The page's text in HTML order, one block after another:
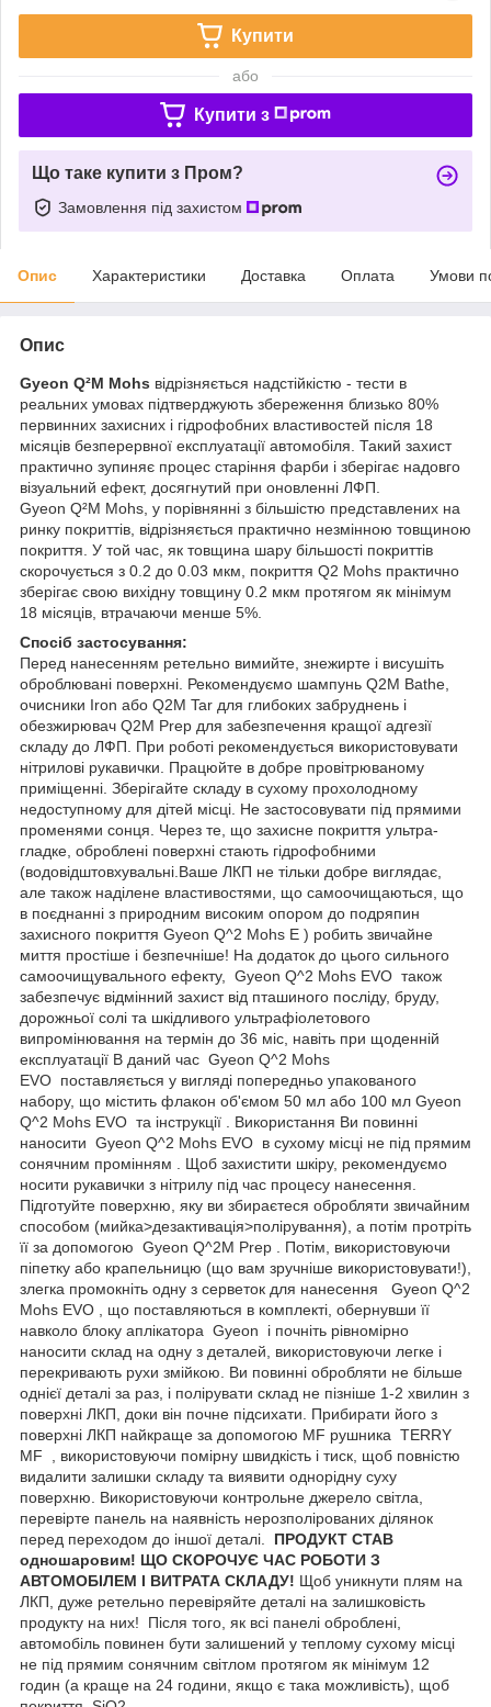
Купити
або
Купити з
Що таке купити з Пром?
Замовлення під захистом
Опис Характеристики Доставка Оплата Умови
Опис
Gyeon Q²M Mohs відрізняється надстійкістю - тести в
реальних умовах підтверджують збереження близько 80%
первинних захисних і гідрофобних властивостей після 18
місяців безперервної експлуатації автомобіля. Такий захист
практично зупиняє процес старіння фарби і зберігає надовго
візуальний ефект, досягнутий при оновленні ЛФП.
Gyeon Q²M Mohs, у порівнянні з більшістю представлених на
ринку покриттів, відрізняється практично незмінною товщиною
покриття. У той час, як товщина шару більшості покриттів
скорочується з 0.2 до 0.03 мкм, покриття Q2 Mohs практично
зберігає свою вихідну товщину 0.2 мкм протягом як мінімум
18 місяців, втрачаючи менше 5%.
Спосіб застосування:
Перед нанесенням ретельно вимийте, знежирте і висушіть
оброблювані поверхні. Рекомендуємо шампунь Q2M Bathe,
очисники Iron або Q2M Tar для глибоких забруднень і
обезжирювач Q2M Prep для забезпечення кращої адгезії
складу до ЛФП. При роботі рекомендується використовувати
нітрилові рукавички. Працюйте в добре провітрюваному
приміщенні. Зберігайте складу в сухому прохолодному
недоступному для дітей місці. Не застосовувати під прямими
променями сонця. Через те, що захисне покриття ультра-
гладке, оброблені поверхні стають гідрофобними
(водовідштовхувальні.Ваше ЛКП не тільки добре виглядає,
але також наділене властивостями, що самоочищаються, що
в поєднанні з природним високим опором до подряпин
захисного покриття Gyeon Q^2 Mohs E ) робить звичайне
миття простіше і безпечніше! На додаток до цього сильного
самоочищувального ефекту, Gyeon Q^2 Mohs EVO також
забезпечує відмінний захист від пташиного посліду, бруду,
дорожньої солі та шкідливого ультрафіолетового
випромінювання на термін до 36 міс, навіть при щоденній
експлуатації В даний час Gyeon Q^2 Mohs
EVO поставляється у вигляді попередньо упакованого
набору, що містить флакон об'ємом 50 мл або 100 мл Gyeon
Q^2 Mohs EVO та інструкції . Використання Ви повинні
наносити Gyeon Q^2 Mohs EVO в сухому місці не під прямим
сонячним промінням . Щоб захистити шкіру, рекомендуємо
носити рукавички з нітрилу під час процесу нанесення.
Підготуйте поверхню, яку ви збираєтеся обробляти звичайним
способом (мийка>дезактивація>полірування), а потім протріть
її за допомогою Gyeon Q^2M Prep . Потім, використовуючи
піпетку або крапельницю (що вам зручніше використовувати!),
злегка промокніть одну з серветок для нанесення Gyeon Q^2
Mohs EVO , що поставляються в комплекті, обернувши її
навколо блоку аплікатора Gyeon і почніть рівномірно
наносити склад на одну з деталей, використовуючи легке і
перекривають рухи змійкою. Ви повинні обробляти не більше
однієї деталі за раз, і полірувати склад не пізніше 1-2 хвилин з
поверхні ЛКП, доки він почне підсихати. Прибирати його з
поверхні ЛКП найкраще за допомогою MF рушника TERRY
MF , використовуючи помірну швидкість і тиск, щоб повністю
видалити залишки складу та виявити однорідну суху
поверхню. Використовуючи контрольне джерело світла,
перевірте панель на наявність нерозполірованих ділянок
перед переходом до іншої деталі. ПРОДУКТ СТАВ
одношаровим! ЩО СКОРОЧУЄ ЧАС РОБОТИ З
АВТОМОБІЛЕМ І ВИТРАТА СКЛАДУ! Щоб уникнути плям на
ЛКП, дуже ретельно перевіряйте деталі на залишковість
продукту на них! Після того, як всі панелі оброблені,
автомобіль повинен бути залишений у теплому сухому місці
не під прямим сонячним світлом протягом як мінімум 12
годин (а краще на 24 години, якщо є така можливість), щоб